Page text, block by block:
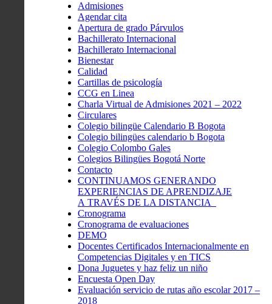
Admisiones
Agendar cita
Apertura de grado Párvulos
Bachillerato Internacional
Bachillerato Internacional
Bienestar
Calidad
Cartillas de psicología
CCG en Linea
Charla Virtual de Admisiones 2021 – 2022
Circulares
Colegio bilingüe Calendario B Bogota
Colegio bilingües calendario b Bogota
Colegio Colombo Gales
Colegios Bilingües Bogotá Norte
Contacto
CONTINUAMOS GENERANDO
EXPERIENCIAS DE APRENDIZAJE
A TRAVÉS DE LA DISTANCIA
Cronograma
Cronograma de evaluaciones
DEMO
Docentes Certificados Internacionalmente en
Competencias Digitales y en TICS
Dona Juguetes y haz feliz un niño
Encuesta Open Day
Evaluación servicio de rutas año escolar 2017 –
2018